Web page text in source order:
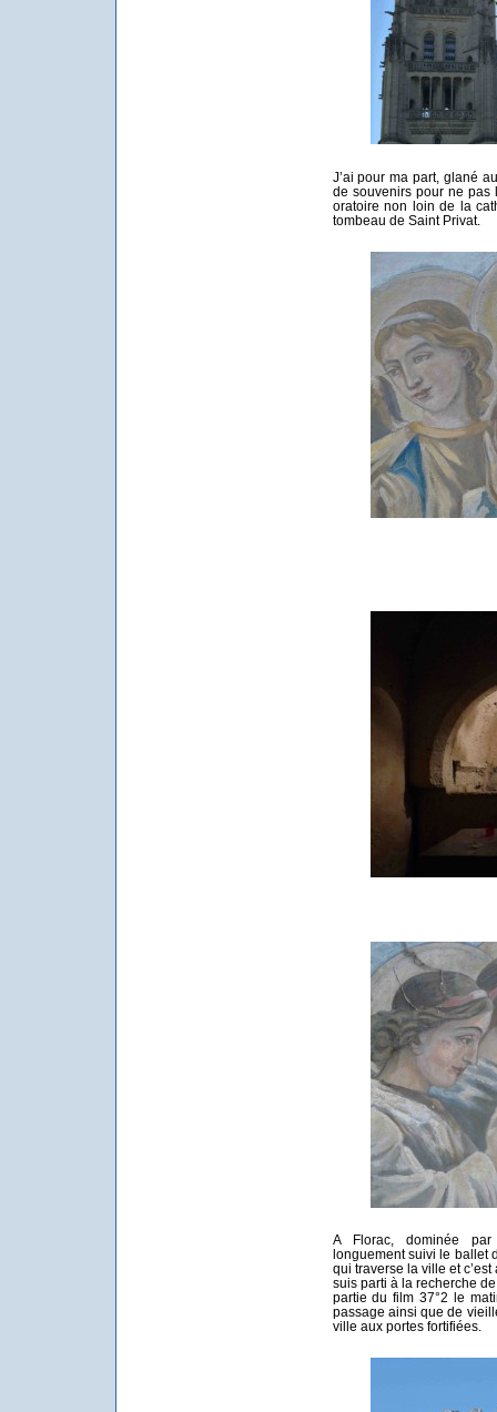
J’ai pour ma part, glané
de souvenirs pour ne pas
oratoire non loin de la
tombeau de Saint Privat.
A Florac, dominée par
longuement suivi le ballet
qui traverse la ville et
suis parti à la recherche
partie du film 37°2 le
passage ainsi que de
ville aux portes fortifiées.